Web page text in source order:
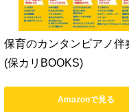
保育のカンタンピアノ伴
(保カリBOOKS)
Amazonで見る